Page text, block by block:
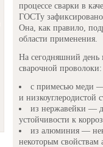
процессе сварки в
ГОСТу
Она, как правило,
области применения.
На сегодняшний день
сварочной проволоки:
с примесью меди —
и низкоуглеродистой
из нержавейки —
устойчивости к
из алюминия —
некоторым свойствам